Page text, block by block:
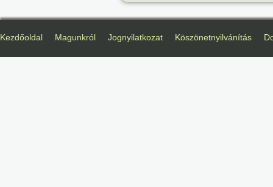
Kezdőoldal Magunkról Jognyilatkozat Köszönetnyilvánítás